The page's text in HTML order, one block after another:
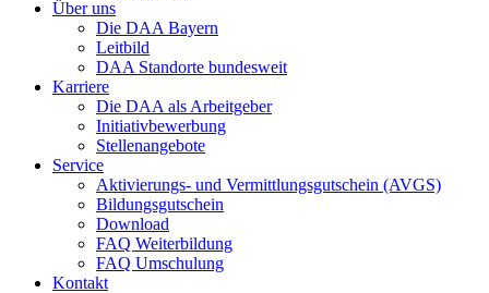
Über uns
Die DAA Bayern
Leitbild
DAA Standorte bundesweit
Karriere
Die DAA als Arbeitgeber
Initiativbewerbung
Stellenangebote
Service
Aktivierungs- und Vermittlungsgutschein (AVGS)
Bildungsgutschein
Download
FAQ Weiterbildung
FAQ Umschulung
Kontakt